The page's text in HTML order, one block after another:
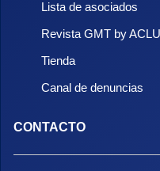
Lista de asociados
Revista GMT by
Tienda
Canal de denuncias
CONTACTO